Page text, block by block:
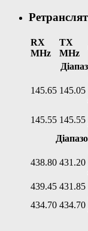
RX
MHz
TX
MHz
145.65 145.05
145.55 145.55
438.80 431.20
439.45 431.85
434.70 434.70